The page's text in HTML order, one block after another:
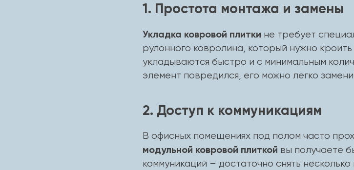
1. Простота монтажа и замены
Укладка ковровой плитки не требует
рулонного ковролина, который нужно кроить
укладываются быстро и с минимальным
элемент повредился, его можно легко
2. Доступ к коммуникациям
В офисных помещениях под полом часто
модульной ковровой плиткой вы получаете
коммуникаций – достаточно снять несколько